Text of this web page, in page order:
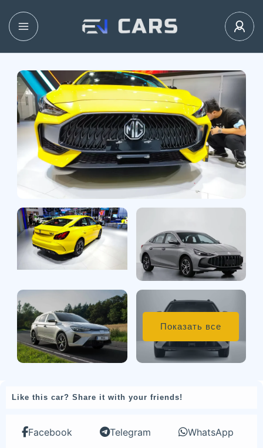
Показать все
Like this car? Share it with your friends!
Facebook Telegram WhatsApp